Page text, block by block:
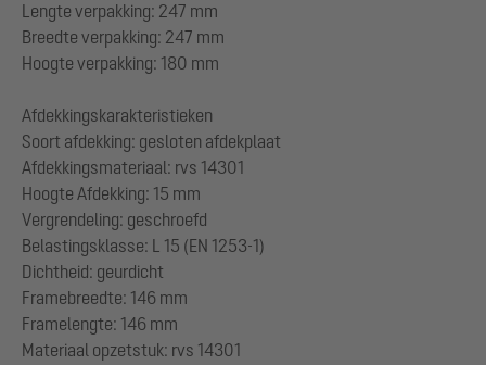
Lengte verpakking: 247 mm
Breedte verpakking: 247 mm
Hoogte verpakking: 180 mm
Afdekkingskarakteristieken
Soort afdekking: gesloten afdekplaat
Afdekkingsmateriaal: rvs 14301
Hoogte Afdekking: 15 mm
Vergrendeling: geschroefd
Belastingsklasse: L 15 (EN 1253-1)
Dichtheid: geurdicht
Framebreedte: 146 mm
Framelengte: 146 mm